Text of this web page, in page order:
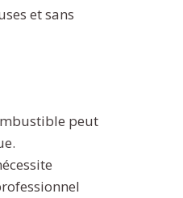
et sans
peut